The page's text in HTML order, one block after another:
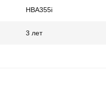
HBA355i
3 лет